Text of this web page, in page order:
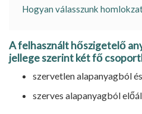
Hogyan válasszunk
A felhasznált hőszigetelő
jellege szerint két fő
szervetlen alapanyagból és
szerves alapanyagból